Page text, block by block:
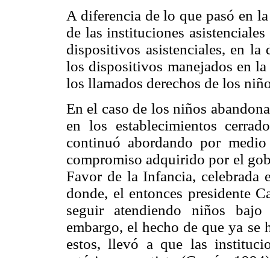
A diferencia de lo que pasó en
de las instituciones
dispositivos asistenciales, en la
los dispositivos manejados en
los llamados derechos de los
En el caso de los niños
en los establecimientos
continuó abordando por
compromiso adquirido por el
Favor de la Infancia, celebrada
donde, el entonces presidente
seguir atendiendo niños
embargo, el hecho de que ya se
estos, llevó a que las